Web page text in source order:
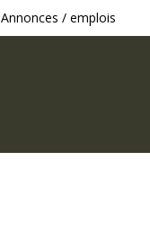
Annonces / emplois